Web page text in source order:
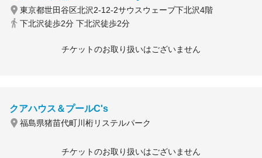
東京都世田谷区北沢2-12-2サウスウェーブ下北沢4階
下北沢徒歩2分 下北沢徒歩2分
チケットのお取り扱いはございません
クアハウス＆プールC's
福島県猪苗代町川桁リステルパーク
チケットのお取り扱いはございません